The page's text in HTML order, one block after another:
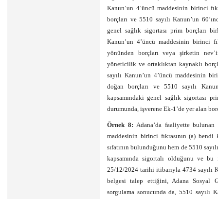
Kanun’un 4’üncü maddesinin birinci
borçları ve 5510 sayılı Kanun’un
genel sağlık sigortası prim borçları
Kanun’un 4’üncü maddesinin birinci
yönünden borçları veya şirketin
yöneticilik ve ortaklıktan kaynaklı
sayılı Kanun’un 4’üncü maddesinin
doğan borçları ve 5510 sayılı
kapsamındaki genel sağlık sigortası
durumunda, işverene Ek-1’de yer alan
Örnek 8: Adana’da faaliyette
maddesinin birinci fıkrasının (a) bendi
sıfatının bulunduğunu hem de 5510
kapsamında sigortalı olduğunu ve
25/12/2024 tarihi itibarıyla 4734 sayılı
belgesi talep ettiğini, Adana Sosyal
sorgulama sonucunda da, 5510 sayılı